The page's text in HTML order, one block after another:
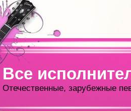
Все
Отечественные, зарубежные